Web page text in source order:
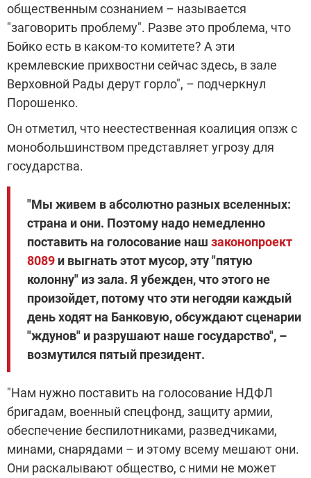
общественным сознанием – называется
"заговорить проблему". Разве это проблема, что
Бойко есть в каком-то комитете? А эти
кремлевские прихвостни сейчас здесь, в зале
Верховной Рады дерут горло", – подчеркнул
Порошенко.
Он отметил, что неестественная коалиция опзж с
монобольшинством представляет угрозу для
государства.
"Мы живем в абсолютно разных вселенных:
страна и они. Поэтому надо немедленно
поставить на голосование наш законопроект
8089 и выгнать этот мусор, эту "пятую
колонну" из зала. Я убежден, что этого не
произойдет, потому что эти негодяи каждый
день ходят на Банковую, обсуждают сценарии
"ждунов" и разрушают наше государство", –
возмутился пятый президент.
"Нам нужно поставить на голосование НДФЛ
бригадам, военный спецфонд, защиту армии,
обеспечение беспилотниками, разведчиками,
минами, снарядами – и этому всему мешают они.
Они раскалывают общество, с ними не может